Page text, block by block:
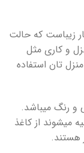
زیباست که حالت
و کاری مثل
تان استفاده
و رنگ میباشد.
میشوند از کاغذ